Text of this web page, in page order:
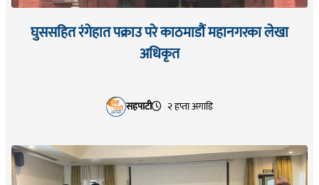
घुससहित रंगेहात पक्राउ परे काठमाडौं महानगरका लेखा
अधिकृत
सहपाटी २ हप्ता अगाडि